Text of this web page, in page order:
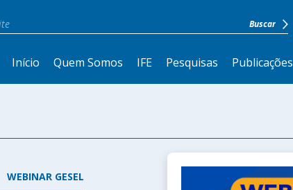
Início Quem Somos IFE Pesquisas Publicações
WEBINAR GESEL